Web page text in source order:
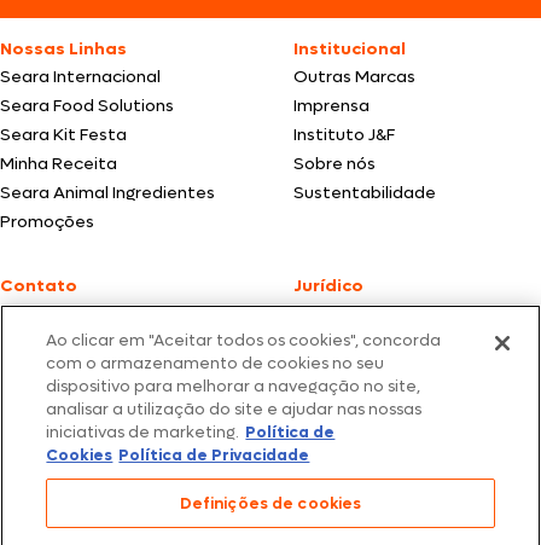
Nossas Linhas
Seara Internacional
Seara Food Solutions
Seara Kit Festa
Minha Receita
Seara Animal Ingredientes
Promoções
Institucional
Outras Marcas
Imprensa
Instituto J&F
Sobre nós
Sustentabilidade
Contato
Fale Conosco
SAC: +55 0800 047 2425
Jurídico
Política de cookies
Política de privacidade
Fotos meramente ilustrativas | Ofertas válidas enquanto durarem os
estoques dos nossos parceiros | Vendas sujeitas a análise e confirmação
de dados.
Os preços, promoções e condições de pagamento são válidos
exclusivamente para compras efetuadas em nossos parceiros.
Todos os produtos estão sujeitos a disponibilidade de estoque.
Ao clicar em "Aceitar todos os cookies", concorda
com o armazenamento de cookies no seu
dispositivo para melhorar a navegação no site,
analisar a utilização do site e ajudar nas nossas
iniciativas de marketing. Política de
Cookies Política de Privacidade
Definições de cookies